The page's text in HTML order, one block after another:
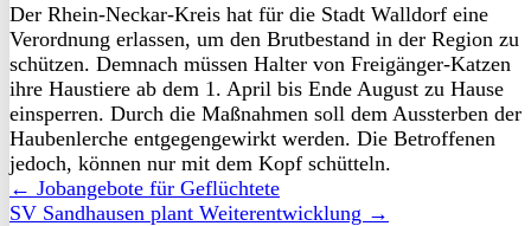
Der Rhein-Neckar-Kreis hat für die Stadt Walldorf eine
Verordnung erlassen, um den Brutbestand in der Region zu
schützen. Demnach müssen Halter von Freigänger-Katzen
ihre Haustiere ab dem 1. April bis Ende August zu Hause
einsperren. Durch die Maßnahmen soll dem Aussterben der
Haubenlerche entgegengewirkt werden. Die Betroffenen
jedoch, können nur mit dem Kopf schütteln.
← Jobangebote für Geflüchtete
SV Sandhausen plant Weiterentwicklung →